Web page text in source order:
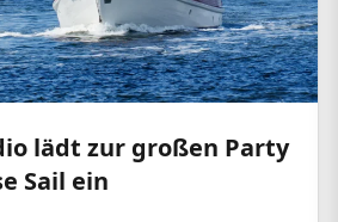
lädt zur großen Party
Sail ein